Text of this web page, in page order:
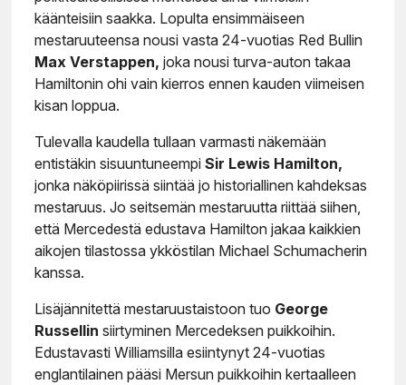
käänteisiin saakka. Lopulta ensimmäiseen
mestaruuteensa nousi vasta 24-vuotias Red Bullin
Max Verstappen,joka nousi turva-auton takaa
Hamiltonin ohi vain kierros ennen kauden viimeisen
kisan loppua.
Tulevalla kaudella tullaan varmasti näkemään
entistäkin sisuuntuneempiSir Lewis Hamilton,
jonka näköpiirissä siintää jo historiallinen kahdeksas
mestaruus. Jo seitsemän mestaruutta riittää siihen,
että Mercedestä edustava Hamilton jakaa kaikkien
aikojen tilastossa ykköstilan Michael Schumacherin
kanssa.
Lisäjännitettä mestaruustaistoon tuo George
Russellinsiirtyminen Mercedeksen puikkoihin.
Edustavasti Williamsilla esiintynyt 24-vuotias
englantilainen pääsi Mersun puikkoihin kertaalleen